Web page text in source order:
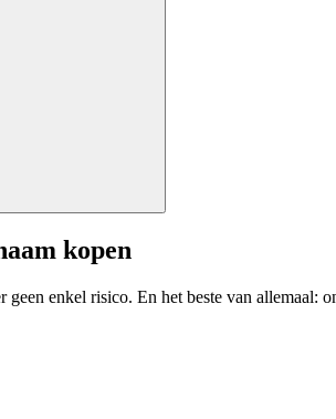
kopen
enkel risico. En het beste van allemaal: